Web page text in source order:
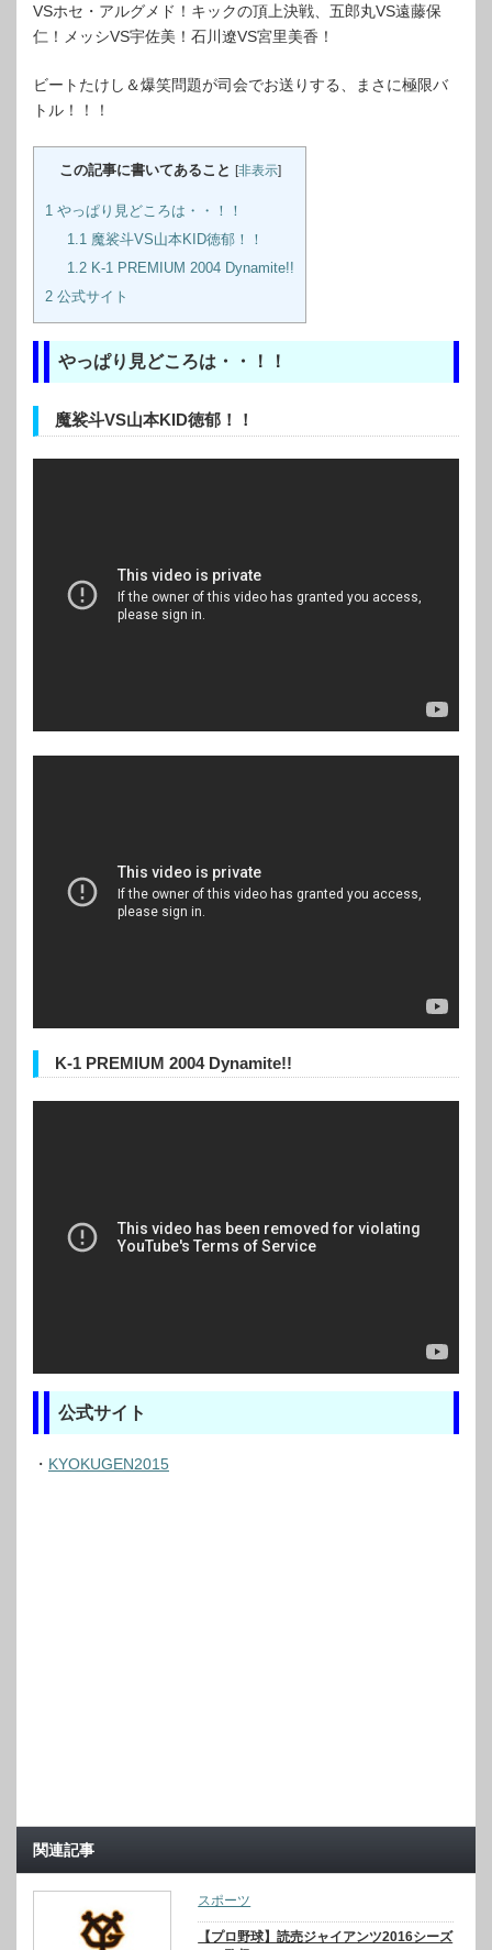
VSホセ・アルグメド！キックの頂上決戦、五郎丸VS遠藤保
仁！メッシVS宇佐美！石川遼VS宮里美香！
ビートたけし＆爆笑問題が司会でお送りする、まさに極限バ
トル！！！
この記事に書いてあること [非表示]
1 やっぱり見どころは・・！！
1.1 魔裟斗VS山本KID徳郁！！
1.2K-1 PREMIUM 2004 Dynamite!!
2 公式サイト
やっぱり見どころは・・！！
魔裟斗VS山本KID徳郁！！
K-1 PREMIUM 2004 Dynamite!!
公式サイト
・ KYOKUGEN2015
関連記事
スポーツ
【プロ野球】読売ジャイアンツ2016シーズ